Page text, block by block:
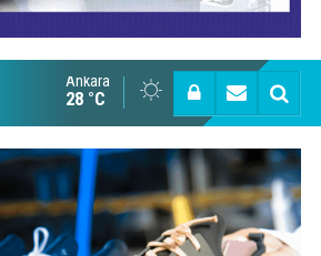
Великий Шёлковый путь
Ankara
28 °C